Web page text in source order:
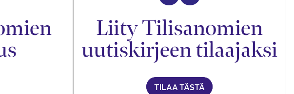
Liity Tilisanomien
uutiskirjeen tilaajaksi
TILAA TÄSTÄ